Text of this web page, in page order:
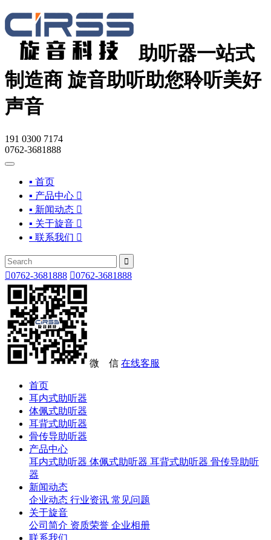
助听器一站式
制造商 旋音助听助您聆听美好
声音
191 0300 7174
0762-3681888
▪ 首页
▪ 产品中心 
▪ 新闻动态 
▪ 关于旋音 
▪ 联系我们 

0762-3681888 0762-3681888
微 信 在线客服
首页
耳内式助听器
体佩式助听器
耳背式助听器
骨传导助听器
产品中心
耳内式助听器 体佩式助听器 耳背式助听器 骨传导助听
器
新闻动态
企业动态 行业资讯 常见问题
关于旋音
公司简介 资质荣誉 企业相册
联系我们